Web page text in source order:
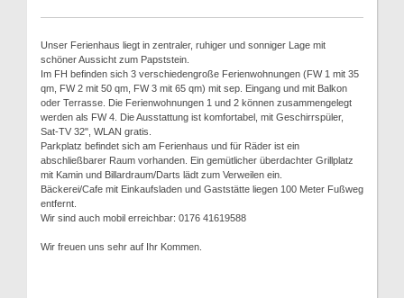
Unser Ferienhaus liegt in zentraler, ruhiger und sonniger Lage mit
schöner Aussicht zum Papststein.
Im FH befinden sich 3 verschiedengroße Ferienwohnungen (FW 1 mit 35
qm, FW 2 mit 50 qm, FW 3 mit 65 qm) mit sep. Eingang und mit Balkon
oder Terrasse. Die Ferienwohnungen 1 und 2 können zusammengelegt
werden als FW 4. Die Ausstattung ist komfortabel, mit Geschirrspüler,
Sat-TV 32", WLAN gratis.
Parkplatz befindet sich am Ferienhaus und für Räder ist ein
abschließbarer Raum vorhanden. Ein gemütlicher überdachter Grillplatz
mit Kamin und Billardraum/Darts lädt zum Verweilen ein.
Bäckerei/Cafe mit Einkaufsladen und Gaststätte liegen 100 Meter Fußweg
entfernt.
Wir sind auch mobil erreichbar: 0176 41619588
Wir freuen uns sehr auf Ihr Kommen.